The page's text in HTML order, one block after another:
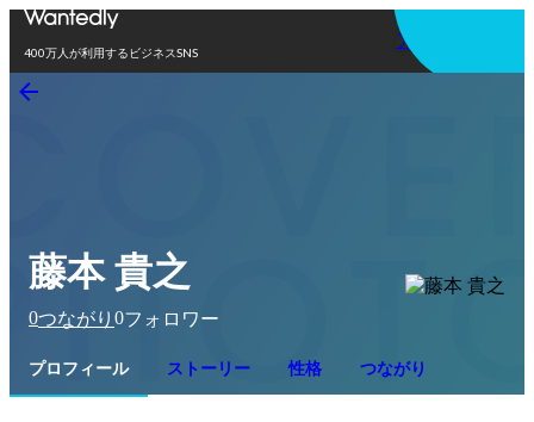
400万人が利用するビジネスSNS
アプリを使う
藤本 貴之
0つながり 0フォロワー
プロフィール ストーリー 性格 つながり